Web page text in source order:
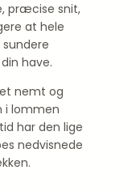
præcise snit,
at hele
have.
nemt og
i lommen
har den lige
nedvisnede